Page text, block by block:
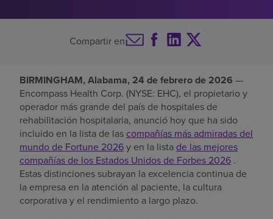
Buscar un centro
Inversores
Empleos
Pagar mi factura
Compartir en
BIRMINGHAM, Alabama, 24 de febrero de 2026 —
Encompass Health Corp. (NYSE: EHC), el propietario y
operador más grande del país de hospitales de
rehabilitación hospitalaria, anunció hoy que ha sido
incluido en la lista de las compañías más admiradas del
mundo de Fortune 2026y en la lista de las mejores
compañías de los Estados Unidos de Forbes 2026 .
Estas distinciones subrayan la excelencia continua de
la empresa en la atención al paciente, la cultura
corporativa y el rendimiento a largo plazo.